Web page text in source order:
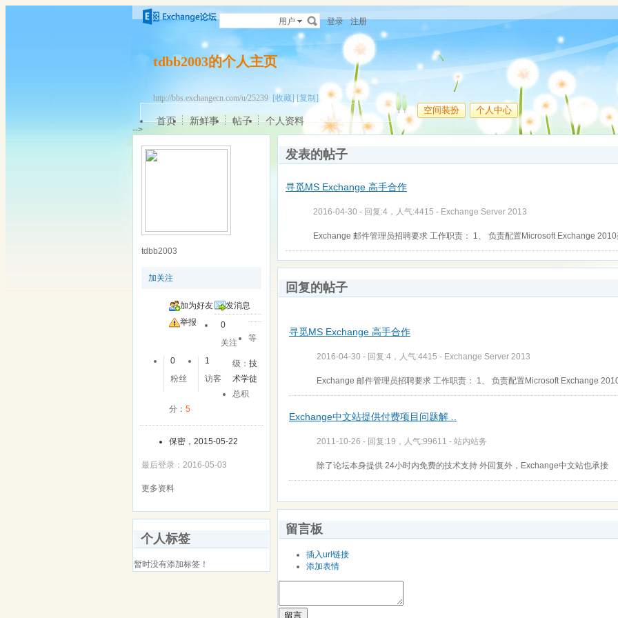
用户 登录 注册
tdbb2003的个人主页
http://bbs.exchangecn.com/u/25239 [收藏] [复制]
空间装扮 个人中心
首页 新鲜事 帖子 个人资料
-->
tdbb2003
加关注
加为好友
发消息
举报
0
关注
0
粉丝
1
访客
等
级：技
术学徒
总积
分： 5
保密，2015-05-22
最后登录：2016-05-03
更多资料
个人标签
暂时没有添加标签！
发表的帖子
寻觅MS Exchange 高手合作
2016-04-30 - 回复:4，人气:4415 - Exchange Server 2013
Exchange 邮件管理员招聘要求 工作职责： 1、 负责配置Microsoft Exchange
回复的帖子
寻觅MS Exchange 高手合作
2016-04-30 - 回复:4，人气:4415 - Exchange Server 2013
Exchange 邮件管理员招聘要求 工作职责： 1、 负责配置Microsoft Exchange
Exchange中文站提供付费项目问题解 ..
2011-10-26 - 回复:19，人气:99611 - 站内站务
除了论坛本身提供 24小时内免费的技术支持 外回复外，Exchange中文站也承接
留言板
插入url链接
添加表情
留言